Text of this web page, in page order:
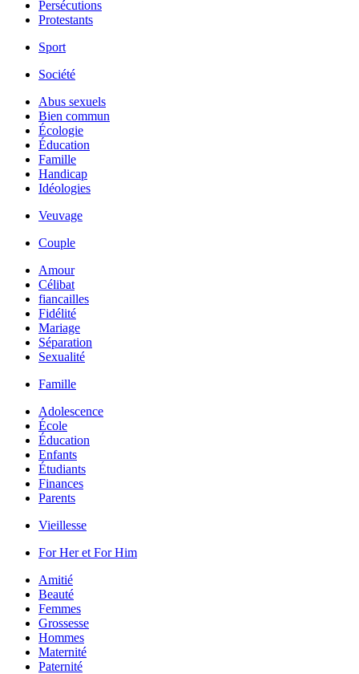
Persécutions
Protestants
Sport
Société
Abus sexuels
Bien commun
Écologie
Éducation
Famille
Handicap
Idéologies
Veuvage
Couple
Amour
Célibat
fiancailles
Fidélité
Mariage
Séparation
Sexualité
Famille
Adolescence
École
Éducation
Enfants
Étudiants
Finances
Parents
Vieillesse
For Her et For Him
Amitié
Beauté
Femmes
Grossesse
Hommes
Maternité
Paternité